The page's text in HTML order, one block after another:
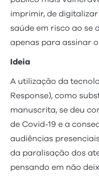
imprimir, de
saúde em risco ao se
apenas para assinar
Ideia
A utilização da
Response), como
manuscrita, se deu
de Covid-19 e a
audiências
da paralisação dos
pensando em não